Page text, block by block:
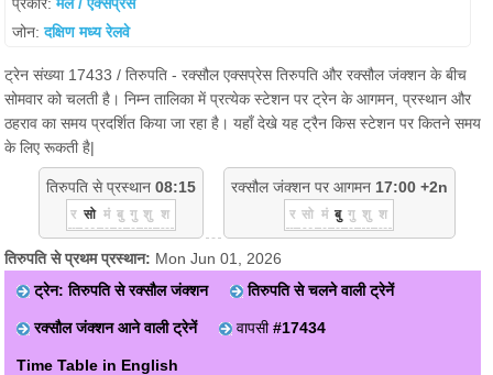
जोन:दक्षिण मध्य रेलवे
ट्रेन संख्या 17433 / तिरुपति - रक्सौल एक्सप्रेस तिरुपति और रक्सौल जंक्शन के बीच
सोमवार को चलती है। निम्न तालिका में प्रत्येक स्टेशन पर ट्रेन के आगमन, प्रस्थान और
ठहराव का समय प्रदर्शित किया जा रहा है। यहाँ देखे यह ट्रैन किस स्टेशन पर कितने समय
के लिए रूकती है|
तिरुपति से प्रस्थान 08:15
र सो मं बु गु शु श
रक्सौल जंक्शन पर आगमन 17:00 +2n
र सो मं बु गु शु श
तिरुपति से प्रथम प्रस्थान: Mon Jun 01, 2026
ट्रेन: तिरुपति से रक्सौल जंक्शन
तिरुपति से चलने वाली ट्रेनें
रक्सौल जंक्शन आने वाली ट्रेनें वापसी#17434
Time Table in English